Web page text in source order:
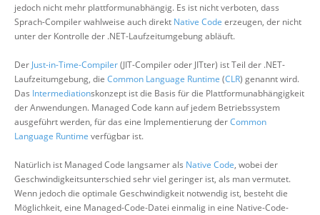
jedoch nicht mehr plattformunabhängig. Es ist nicht verboten, dass
Sprach-Compiler wahlweise auch direkt Native Code erzeugen, der nicht
unter der Kontrolle der .NET-Laufzeitumgebung abläuft.
Der Just-in-Time-Compiler(JIT-Compiler oder JITter) ist Teil der .NET-
Laufzeitumgebung, die Common Language Runtime (CLR) genannt wird.
Das Intermediationskonzept ist die Basis für die Plattformunabhängigkeit
der Anwendungen. Managed Code kann auf jedem Betriebssystem
ausgeführt werden, für das eine Implementierung derCommon
Language Runtime verfügbar ist.
Natürlich ist Managed Code langsamer als Native Code, wobei der
Geschwindigkeitsunterschied sehr viel geringer ist, als man vermutet.
Wenn jedoch die optimale Geschwindigkeit notwendig ist, besteht die
Möglichkeit, eine Managed-Code-Datei einmalig in eine Native-Code-